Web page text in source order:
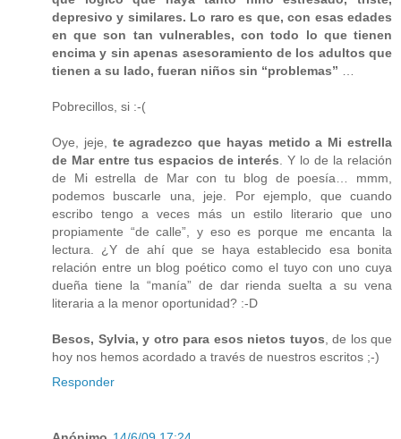
depresivo y similares. Lo raro es que, con esas edades
en que son tan vulnerables, con todo lo que tienen
encima y sin apenas asesoramiento de los adultos que
tienen a su lado, fueran niños sin “problemas” …
Pobrecillos, si :-(
Oye, jeje, te agradezco que hayas metido a Mi estrella
de Mar entre tus espacios de interés. Y lo de la relación
de Mi estrella de Mar con tu blog de poesía… mmm,
podemos buscarle una, jeje. Por ejemplo, que cuando
escribo tengo a veces más un estilo literario que uno
propiamente “de calle”, y eso es porque me encanta la
lectura. ¿Y de ahí que se haya establecido esa bonita
relación entre un blog poético como el tuyo con uno cuya
dueña tiene la “manía” de dar rienda suelta a su vena
literaria a la menor oportunidad? :-D
Besos, Sylvia, y otro para esos nietos tuyos, de los que
hoy nos hemos acordado a través de nuestros escritos ;-)
Responder